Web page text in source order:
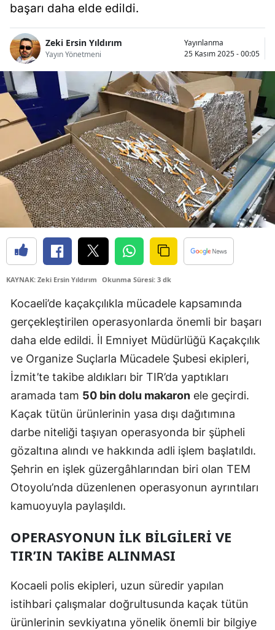
Bitlis
Bolu
Burdur
Bursa
Çanakkale
Çankırı
Çorum
Denizli
Diyarbakır
Elazığ
Erzincan
Erzurum
Eskişehir
Gaziantep
Giresun
Gümüşhane
Hakkari
Isparta
İstanbul
İzmir
başarı daha elde edildi.
Zeki Ersin Yıldırım
Yayın Yönetmeni
Yayınlanma
25 Kasım 2025 - 00:05
KAYNAK: Zeki Ersin Yıldırım Okunma Süresi: 3 dk
Kocaeli’de kaçakçılıkla mücadele kapsamında
gerçekleştirilen operasyonlarda önemli bir başarı
daha elde edildi. İl Emniyet Müdürlüğü Kaçakçılık
ve Organize Suçlarla Mücadele Şubesi ekipleri,
İzmit’te takibe aldıkları bir TIR’da yaptıkları
aramada tam 50 bin dolu makaron ele geçirdi.
Kaçak tütün ürünlerinin yasa dışı dağıtımına
darbe niteliği taşıyan operasyonda bir şüpheli
gözaltına alındı ve hakkında adli işlem başlatıldı.
Şehrin en işlek güzergâhlarından biri olan TEM
Otoyolu’nda düzenlenen operasyonun ayrıntıları
kamuoyuyla paylaşıldı.
OPERASYONUN İLK BILGILERI VE
TIR’IN TAKIBE ALINMASI
Kocaeli polis ekipleri, uzun süredir yapılan
istihbari çalışmalar doğrultusunda kaçak tütün
ürünlerinin sevkiyatına yönelik önemli bir bilgiye